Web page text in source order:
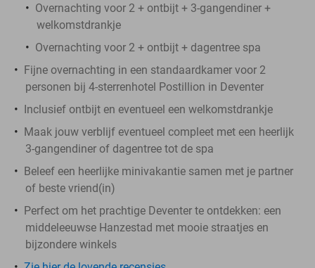
Overnachting voor 2 + ontbijt + 3-gangendiner +
welkomstdrankje
Overnachting voor 2 + ontbijt + dagentree spa
Fijne overnachting in een standaardkamer voor 2
personen bij 4-sterrenhotel Postillion in Deventer
Inclusief ontbijt en eventueel een welkomstdrankje
Maak jouw verblijf eventueel compleet met een heerlijk
3-gangendiner of dagentree tot de spa
Beleef een heerlijke minivakantie samen met je partner
of beste vriend(in)
Perfect om het prachtige Deventer te ontdekken: een
middeleeuwse Hanzestad met mooie straatjes en
bijzondere winkels